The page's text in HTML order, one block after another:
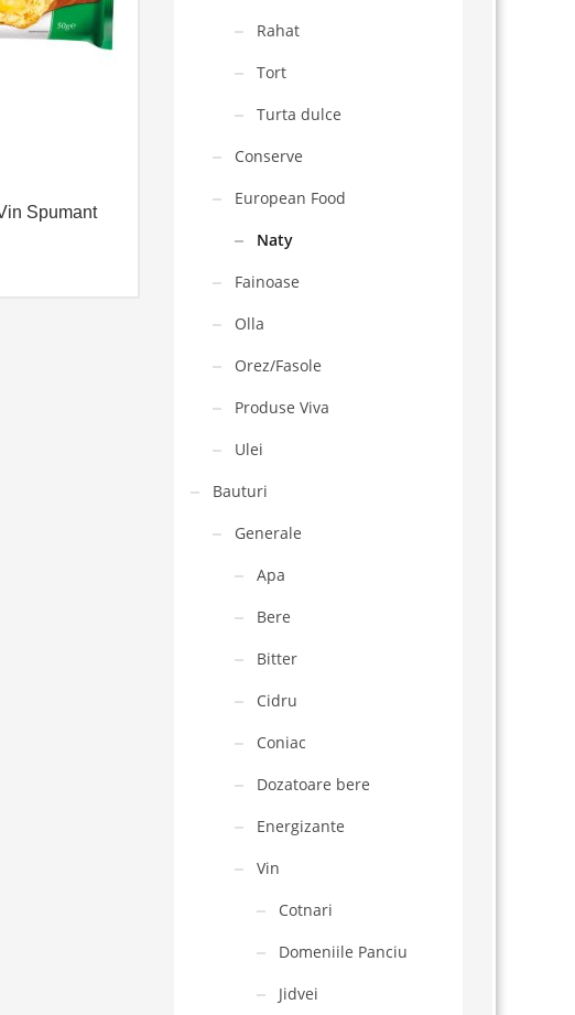
Spumant
Rahat
Tort
Turta dulce
Conserve
European Food
Naty
Fainoase
Olla
Orez/Fasole
Produse Viva
Ulei
Bauturi
Generale
Apa
Bere
Bitter
Cidru
Coniac
Dozatoare bere
Energizante
Vin
Cotnari
Domeniile Panciu
Jidvei